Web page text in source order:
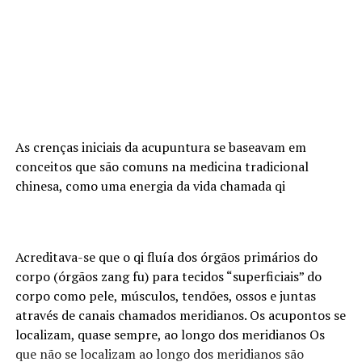
infertilidade. Para as pacientes inférteis devido à
endometriose, existem as possibilidades do tratamento
clínico e cirúrgico associado às técnicas de reprodução
conseguem engravidar podem ter gestações de risco.
Verdade. A condição do endométrio impacta no
desenvolvimento da placenta, aumentando as chances
de parto prematuro e a placenta prévia.
11. A dieta pode influenciar nos sintomas e no
As crenças iniciais da acupuntura se baseavam em
conceitos que são comuns na medicina tradicional
chinesa, como uma energia da vida chamada qi
Acreditava-se que o qi fluía dos órgãos primários do
corpo (órgãos zang fu) para tecidos “superficiais” do
corpo como pele, músculos, tendões, ossos e juntas
através de canais chamados meridianos. Os acupontos se
localizam, quase sempre, ao longo dos meridianos Os
que não se localizam ao longo dos meridianos são